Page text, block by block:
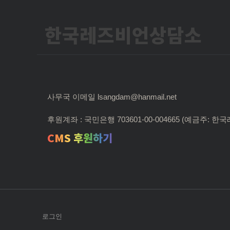
한국레즈비언상담소
사무국 이메일 lsangdam@hanmail.net
후원계좌 : 국민은행 703601-00-004665 (예금주: 한국
CMS 후원하기
로그인